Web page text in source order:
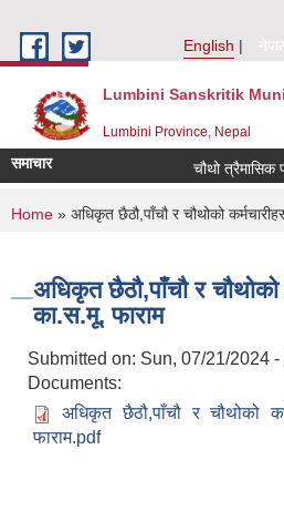
English
Lumbini Sanskritik
Lumbini Province, Nepal
समाचार
You are here
Home » अधिकृत छैठौ,पाँचौ र चौथोको
अधिकृत छैठौ,पाँचौ र चौथोको
का.स.मू. फाराम
Submitted on: Sun, 07/21/2024 -
Documents:
अधिकृत छैठौ,पाँचौ र चौथोको
फाराम.pdf